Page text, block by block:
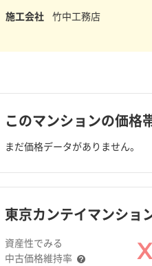
施工会社 竹中工務店
このマンションの価格
まだ価格データがありません。
東京カンテイマンショ
資産性でみる
中古価格維持率